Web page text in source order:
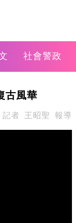
社會警政
古風華
記者 王昭聖 報導